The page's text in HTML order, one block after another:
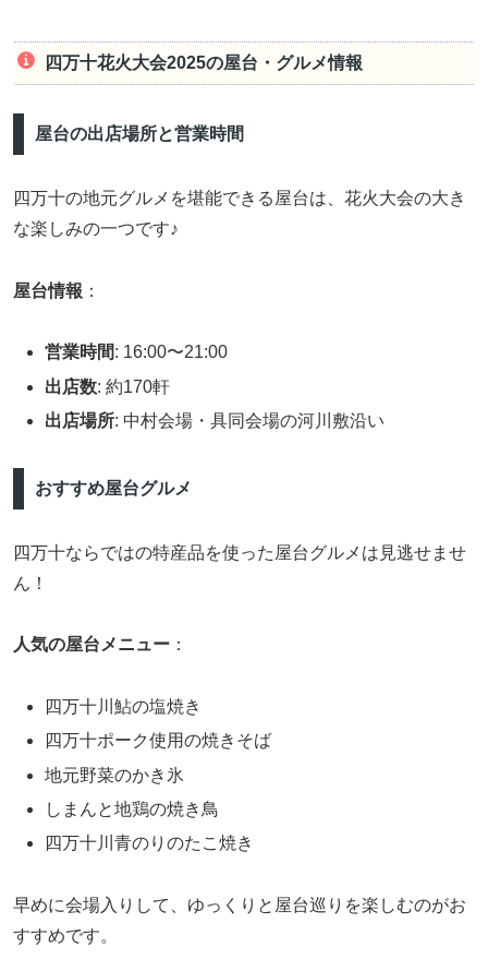
四万十花火大会2025の屋台・グルメ情報
屋台の出店場所と営業時間
四万十の地元グルメを堪能できる屋台は、花火大会の大き
な楽しみの一つです♪
屋台情報 ：
営業時間: 16:00〜21:00
出店数: 約170軒
出店場所: 中村会場・具同会場の河川敷沿い
おすすめ屋台グルメ
四万十ならではの特産品を使った屋台グルメは見逃せませ
ん！
人気の屋台メニュー ：
四万十川鮎の塩焼き
四万十ポーク使用の焼きそば
地元野菜のかき氷
しまんと地鶏の焼き鳥
四万十川青のりのたこ焼き
早めに会場入りして、ゆっくりと屋台巡りを楽しむのがお
すすめです。